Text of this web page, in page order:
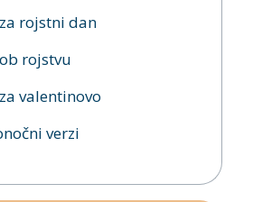
rojstni dan
rojstvu
valentinovo
verzi